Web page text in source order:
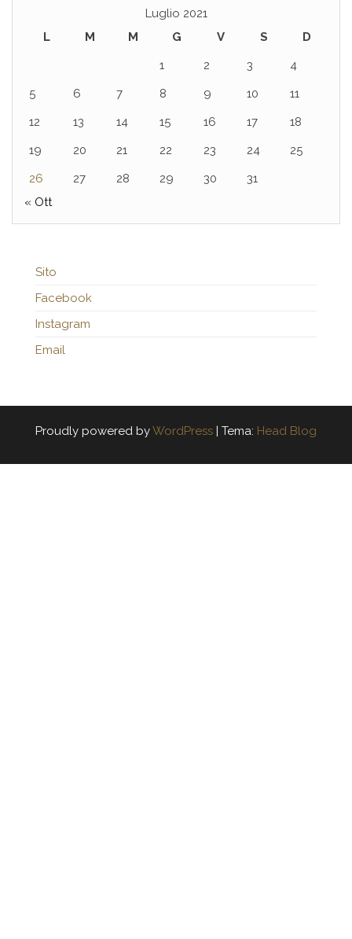
Luglio 2021
L
M M G V S
D
1
2 3
4
5
6 7 8 9 10
11
12
13 14 15 16 17
18
19
20 21 22 23 24
25
26
27 28 29 30
31
« Ott
Sito
Facebook
Instagram
Email
Proudly powered byWordPress Tema: Head Blog